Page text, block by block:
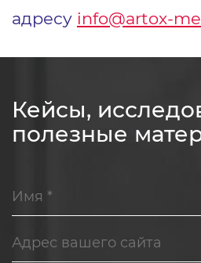
адресу info@artox-
Кейсы,
полезные